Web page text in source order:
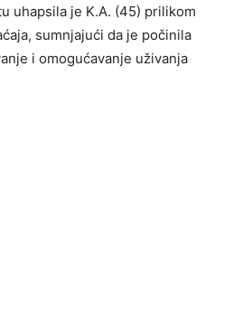
uhapsila je K.A. (45) prilikom
sumnjajući da je počinila
i omogućavanje uživanja